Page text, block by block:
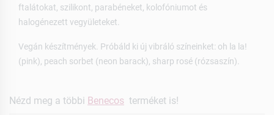
ftalátokat, szilikont, parabéneket, kolofóniumot és
halogénezett vegyületeket.
Vegán készítmények. Próbáld ki új vibráló színeinket: oh la la!
(pink), peach sorbet (neon barack), sharp rosé (rózsaszín).
Nézd meg a többi Benecos terméket is!